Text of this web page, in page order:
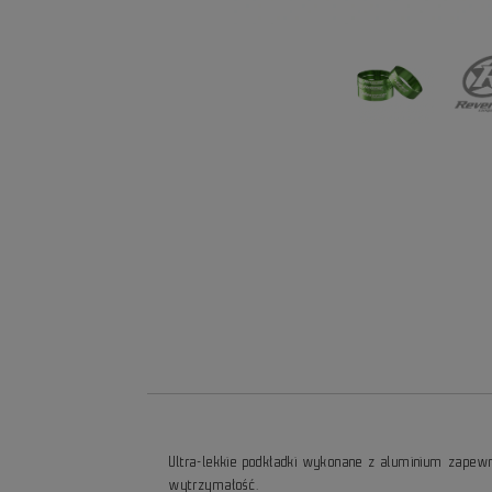
Ultra-lekkie podkładki wykonane z aluminium
wytrzymałość.